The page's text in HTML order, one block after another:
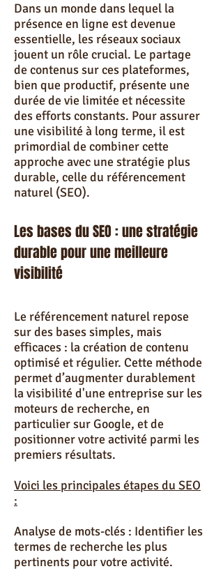
Dans un monde dans lequel la
présence en ligne est devenue
essentielle, les réseaux sociaux
jouent un rôle crucial. Le partage
de contenus sur ces plateformes,
bien que productif, présente une
durée de vie limitée et nécessite
des efforts constants. Pour assurer
une visibilité à long terme, il est
primordial de combiner cette
approche avec une stratégie plus
durable, celle du référencement
naturel (SEO).
Les bases du SEO : une stratégie
durable pour une meilleure
visibilité
Le référencement naturel repose
sur des bases simples, mais
efficaces : la création de contenu
optimisé et régulier. Cette méthode
permet d’augmenter durablement
la visibilité d'une entreprise sur les
moteurs de recherche, en
particulier sur Google, et de
positionner votre activité parmi les
premiers résultats.
Voici les principales étapes du SEO
:
Analyse de mots-clés : Identifier les
termes de recherche les plus
pertinents pour votre activité.